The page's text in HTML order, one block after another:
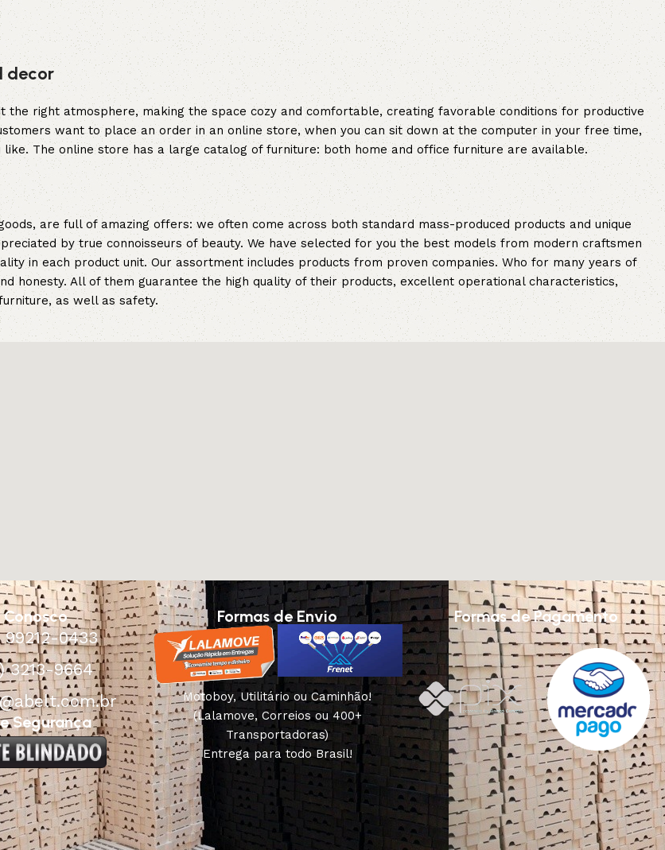
decor
right atmosphere, making the space cozy and comfortable, creating favorable conditions for productive
want to place an order in an online store, when you can sit down at the computer in your free time,
The online store has a large catalog of furniture: both home and office furniture are available.
are full of amazing offers: we often come across both standard mass-produced products and unique
by true connoisseurs of beauty. We have selected for you the best models from modern craftsmen
in each product unit. Our assortment includes products from proven companies. Who for many years of
honesty. All of them guarantee the high quality of their products, excellent operational characteristics,
as well as safety.
Conosco
99212-0433
3213-9664
Segurança
Formas de Envio
Motoboy, Utilitário ou Caminhão!
(Lalamove, Correios ou 400+
Transportadoras)
Entrega para todo Brasil!
Formas de Pagamento